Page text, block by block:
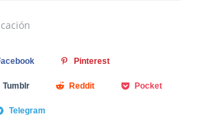
Pinterest
Tumblr Reddit Pocket
Telegram